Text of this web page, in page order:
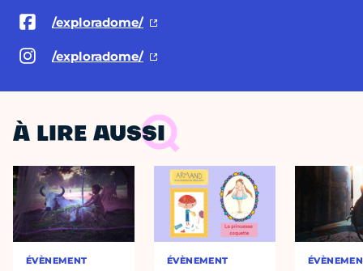
/exploradome/
/exploradome/
À LIRE AUSSI
ÉVÈNEMENT ÉVÈNEMENT